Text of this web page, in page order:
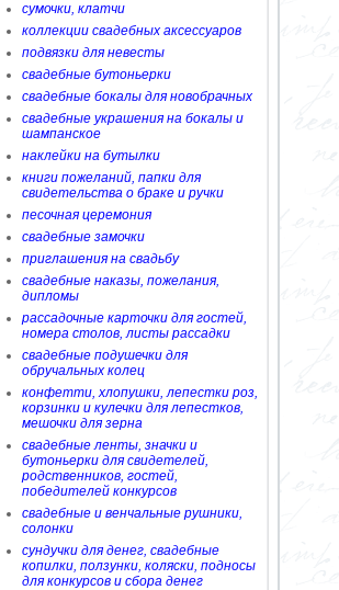
сумочки, клатчи
коллекции свадебных аксессуаров
подвязки для невесты
свадебные бутоньерки
свадебные бокалы для новобрачных
свадебные украшения на бокалы и
шампанское
наклейки на бутылки
книги пожеланий, папки для
свидетельства о браке и ручки
песочная церемония
свадебные замочки
приглашения на свадьбу
свадебные наказы, пожелания,
дипломы
рассадочные карточки для гостей,
номера столов, листы рассадки
свадебные подушечки для
обручальных колец
конфетти, хлопушки, лепестки роз,
корзинки и кулечки для лепестков,
мешочки для зерна
свадебные ленты, значки и
бутоньерки для свидетелей,
родственников, гостей,
победителей конкурсов
свадебные и венчальные рушники,
солонки
сундучки для денег, свадебные
копилки, ползунки, коляски, подносы
для конкурсов и сбора денег